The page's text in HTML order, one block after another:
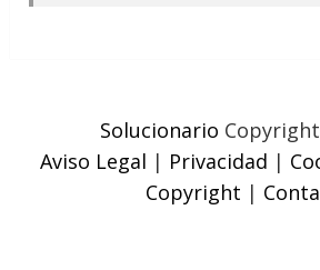
Solucionario
Aviso Legal | Privacidad |
Copyright |